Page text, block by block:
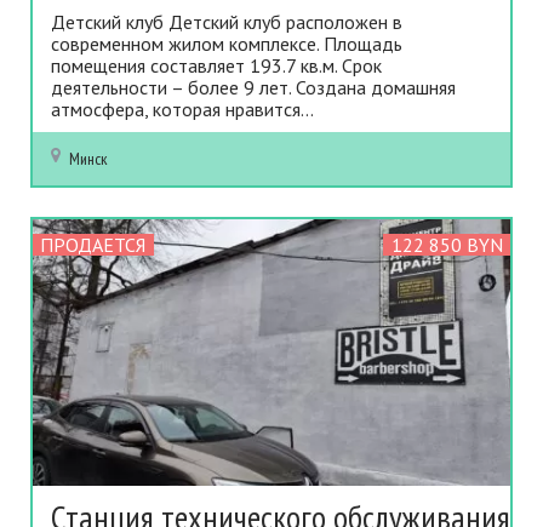
Детский клуб Детский клуб расположен в
современном жилом комплексе. Площадь
помещения составляет 193.7 кв.м. Срок
деятельности – более 9 лет. Создана домашняя
атмосфера, которая нравится...
Минск
ПРОДАЕТСЯ 122 850 BYN
Станция технического обслуживания